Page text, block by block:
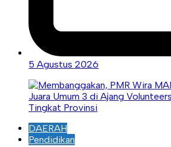
5 Agustus 2026
DAERAH
Pendidikan